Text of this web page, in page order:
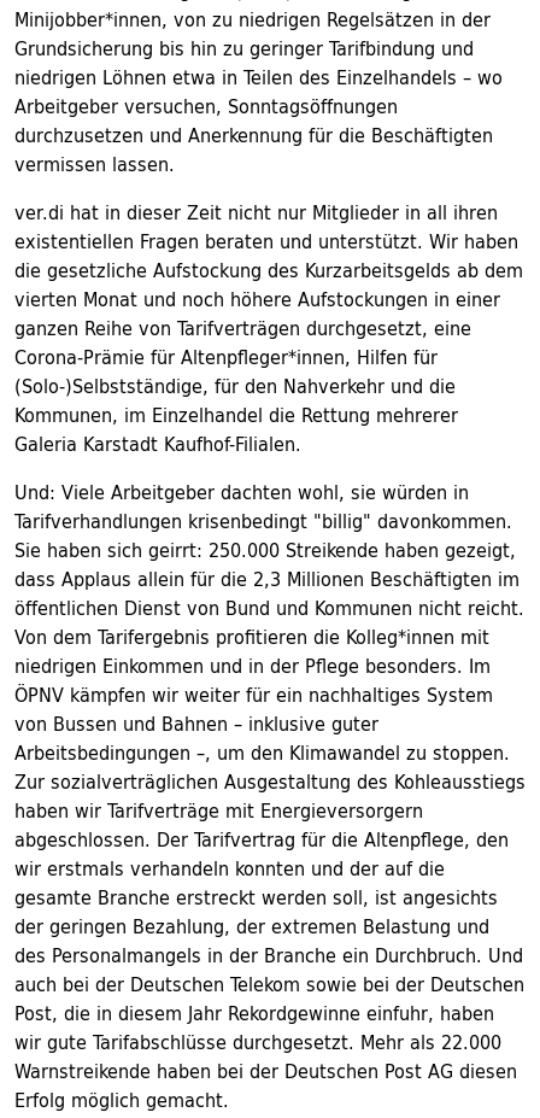
Minijobber*innen, von zu niedrigen Regelsätzen in der
Grundsicherung bis hin zu geringer Tarifbindung und
niedrigen Löhnen etwa in Teilen des Einzelhandels – wo
Arbeitgeber versuchen, Sonntagsöffnungen
durchzusetzen und Anerkennung für die Beschäftigten
vermissen lassen.
ver.di hat in dieser Zeit nicht nur Mitglieder in all ihren
existentiellen Fragen beraten und unterstützt. Wir haben
die gesetzliche Aufstockung des Kurzarbeitsgelds ab dem
vierten Monat und noch höhere Aufstockungen in einer
ganzen Reihe von Tarifverträgen durchgesetzt, eine
Corona-Prämie für Altenpfleger*innen, Hilfen für
(Solo-)Selbstständige, für den Nahverkehr und die
Kommunen, im Einzelhandel die Rettung mehrerer
Galeria Karstadt Kaufhof-Filialen.
Und: Viele Arbeitgeber dachten wohl, sie würden in
Tarifverhandlungen krisenbedingt "billig" davonkommen.
Sie haben sich geirrt: 250.000 Streikende haben gezeigt,
dass Applaus allein für die 2,3 Millionen Beschäftigten im
öffentlichen Dienst von Bund und Kommunen nicht reicht.
Von dem Tarifergebnis profitieren die Kolleg*innen mit
niedrigen Einkommen und in der Pflege besonders. Im
ÖPNV kämpfen wir weiter für ein nachhaltiges System
von Bussen und Bahnen – inklusive guter
Arbeitsbedingungen –, um den Klimawandel zu stoppen.
Zur sozialverträglichen Ausgestaltung des Kohleausstiegs
haben wir Tarifverträge mit Energieversorgern
abgeschlossen. Der Tarifvertrag für die Altenpflege, den
wir erstmals verhandeln konnten und der auf die
gesamte Branche erstreckt werden soll, ist angesichts
der geringen Bezahlung, der extremen Belastung und
des Personalmangels in der Branche ein Durchbruch. Und
auch bei der Deutschen Telekom sowie bei der Deutschen
Post, die in diesem Jahr Rekordgewinne einfuhr, haben
wir gute Tarifabschlüsse durchgesetzt. Mehr als 22.000
Warnstreikende haben bei der Deutschen Post AG diesen
Erfolg möglich gemacht.